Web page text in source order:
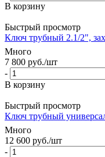
В корзину
Быстрый просмотр
Ключ трубный 2.1/2",
Много
7 800 руб./шт
-
В корзину
Быстрый просмотр
Ключ трубный
Много
12 600 руб./шт
-